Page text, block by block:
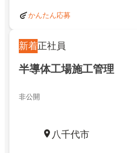
かんたん応募
新着正社員
半導体工場施工管理
非公開
八千代市